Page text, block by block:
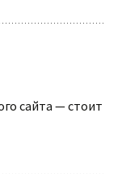
сайта — стоит